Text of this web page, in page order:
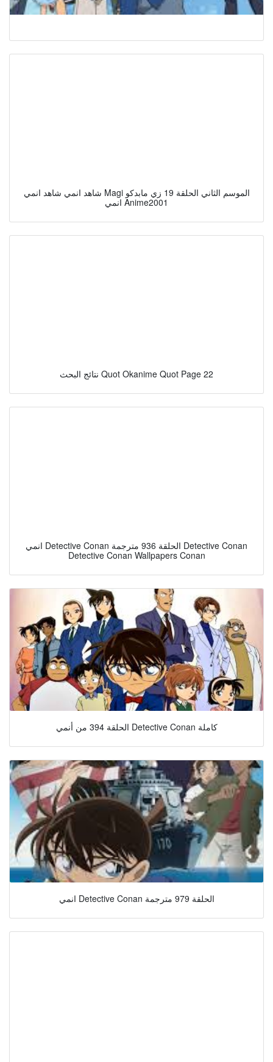
شاهد انمي شاهد انمي Magi الموسم الثاني الحلقة 19 زي مابدكو
انمي Anime2001
نتائج البحث Quot Okanime Quot Page 22
انمي Detective Conan الحلقة 936 مترجمة Detective Conan
Detective Conan Wallpapers Conan
الحلقة 394 من أنمي Detective Conan كاملة
انمي Detective Conan الحلقة 979 مترجمة